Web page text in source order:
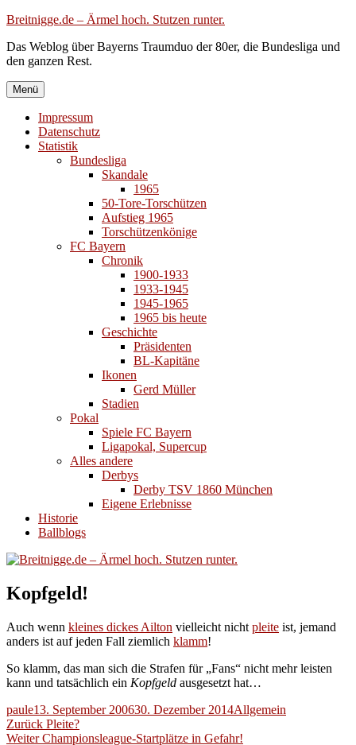
Zum
springen
Breitnigge.de – Ärmel hoch. Stutzen runter.
Das Weblog über Bayerns Traumduo der 80er, die Bundesliga und
den ganzen Rest.
Menü
Impressum
Datenschutz
Statistik
Bundesliga
Skandale
1965
50-Tore-Torschützen
Aufstieg 1965
Torschützenkönige
FC Bayern
Chronik
1900-1933
1933-1945
1945-1965
1965 bis heute
Geschichte
Präsidenten
BL-Kapitäne
Ikonen
Gerd Müller
Stadien
Pokal
Spiele FC Bayern
Ligapokal, Supercup
Alles andere
Derbys
Derby TSV 1860 München
Eigene Erlebnisse
Historie
Ballblogs
Kopfgeld!
Auch wenn kleines dickes Ailton vielleicht nicht pleite ist, jemand
anders ist auf jeden Fall ziemlich klamm!
So klamm, das man sich die Strafen für „Fans“ nicht mehr leisten
kann und tatsächlich ein Kopfgeld ausgesetzt hat…
Autor
pauleVeröffentlicht
am
13. September 200630. Dezember 2014Kategorien
Allgemein
Beitragsnavigation
Zurück Vorheriger
Beitrag:
Pleite?
Weiter Nächster
Championsleague-Startplätze in Gefahr!